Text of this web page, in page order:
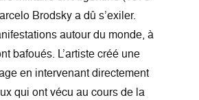
Brodsky a dû s’exiler.
autour du monde, à
bafoués. L’artiste créé une
en intervenant directement
qui ont vécu au cours de la